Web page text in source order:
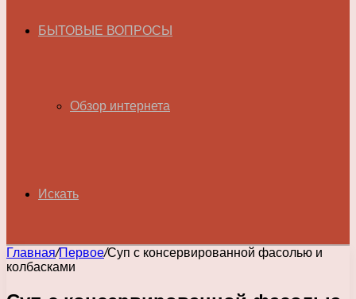
БЫТОВЫЕ ВОПРОСЫ
Обзор интернета
Искать
Главная/Первое/Суп с консервированной фасолью и
колбасками